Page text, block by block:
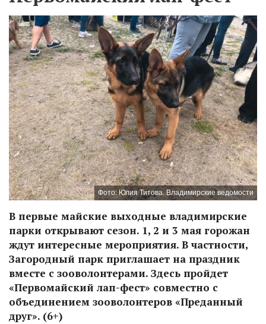
Фото: Юлия Титова. Владимирские ведомости
В первые майские выходные владимирские
парки открывают сезон. 1, 2 и 3 мая горожан
ждут интересные мероприятия. В частности,
Загородный парк приглашает на праздник
вместе с зооволонтерами. Здесь пройдет
«Первомайский лап-фест» совместно с
объединением зооволонтеров «Преданный
друг». (6+)